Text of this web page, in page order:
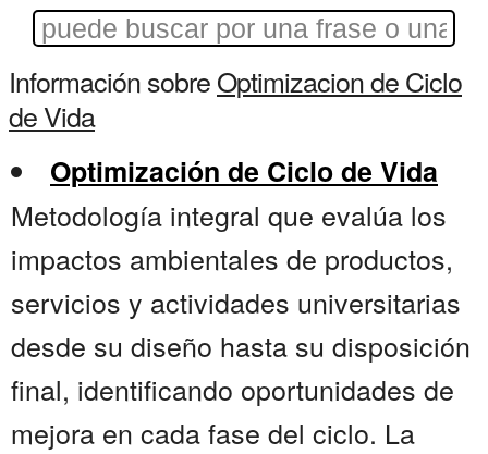
Información sobreOptimizacion de Ciclo
de Vida
Optimización de Ciclo de Vida
Metodología integral que evalúa los
impactos ambientales de productos,
servicios y actividades universitarias
desde su diseño hasta su disposición
final, identificando oportunidades de
mejora en cada fase del ciclo. La